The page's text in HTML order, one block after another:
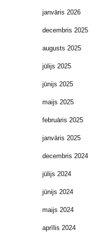
janvāris 2026
decembris 2025
augusts 2025
jūlijs 2025
jūnijs 2025
maijs 2025
februāris 2025
janvāris 2025
decembris 2024
jūlijs 2024
jūnijs 2024
maijs 2024
aprīlis 2024